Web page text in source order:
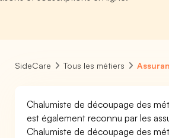
SideCare Tous les métiers
Chalumiste de découpage des
est également reconnu par les
Chalumiste de découpage des